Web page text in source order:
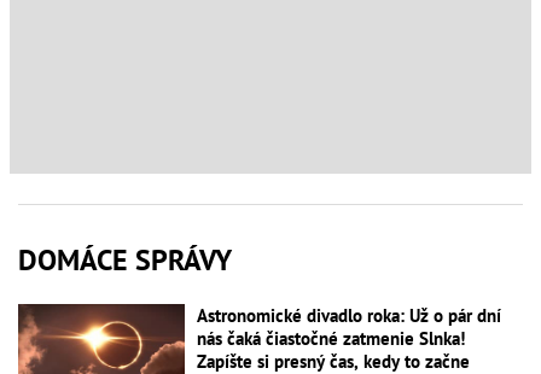
DOMÁCE SPRÁVY
Astronomické divadlo roka: Už o pár dní
nás čaká čiastočné zatmenie Slnka!
Zapíšte si presný čas, kedy to začne